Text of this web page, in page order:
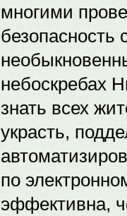
многими
безопасность
небоскребах
знать всех
украсть,
по
эффективна,